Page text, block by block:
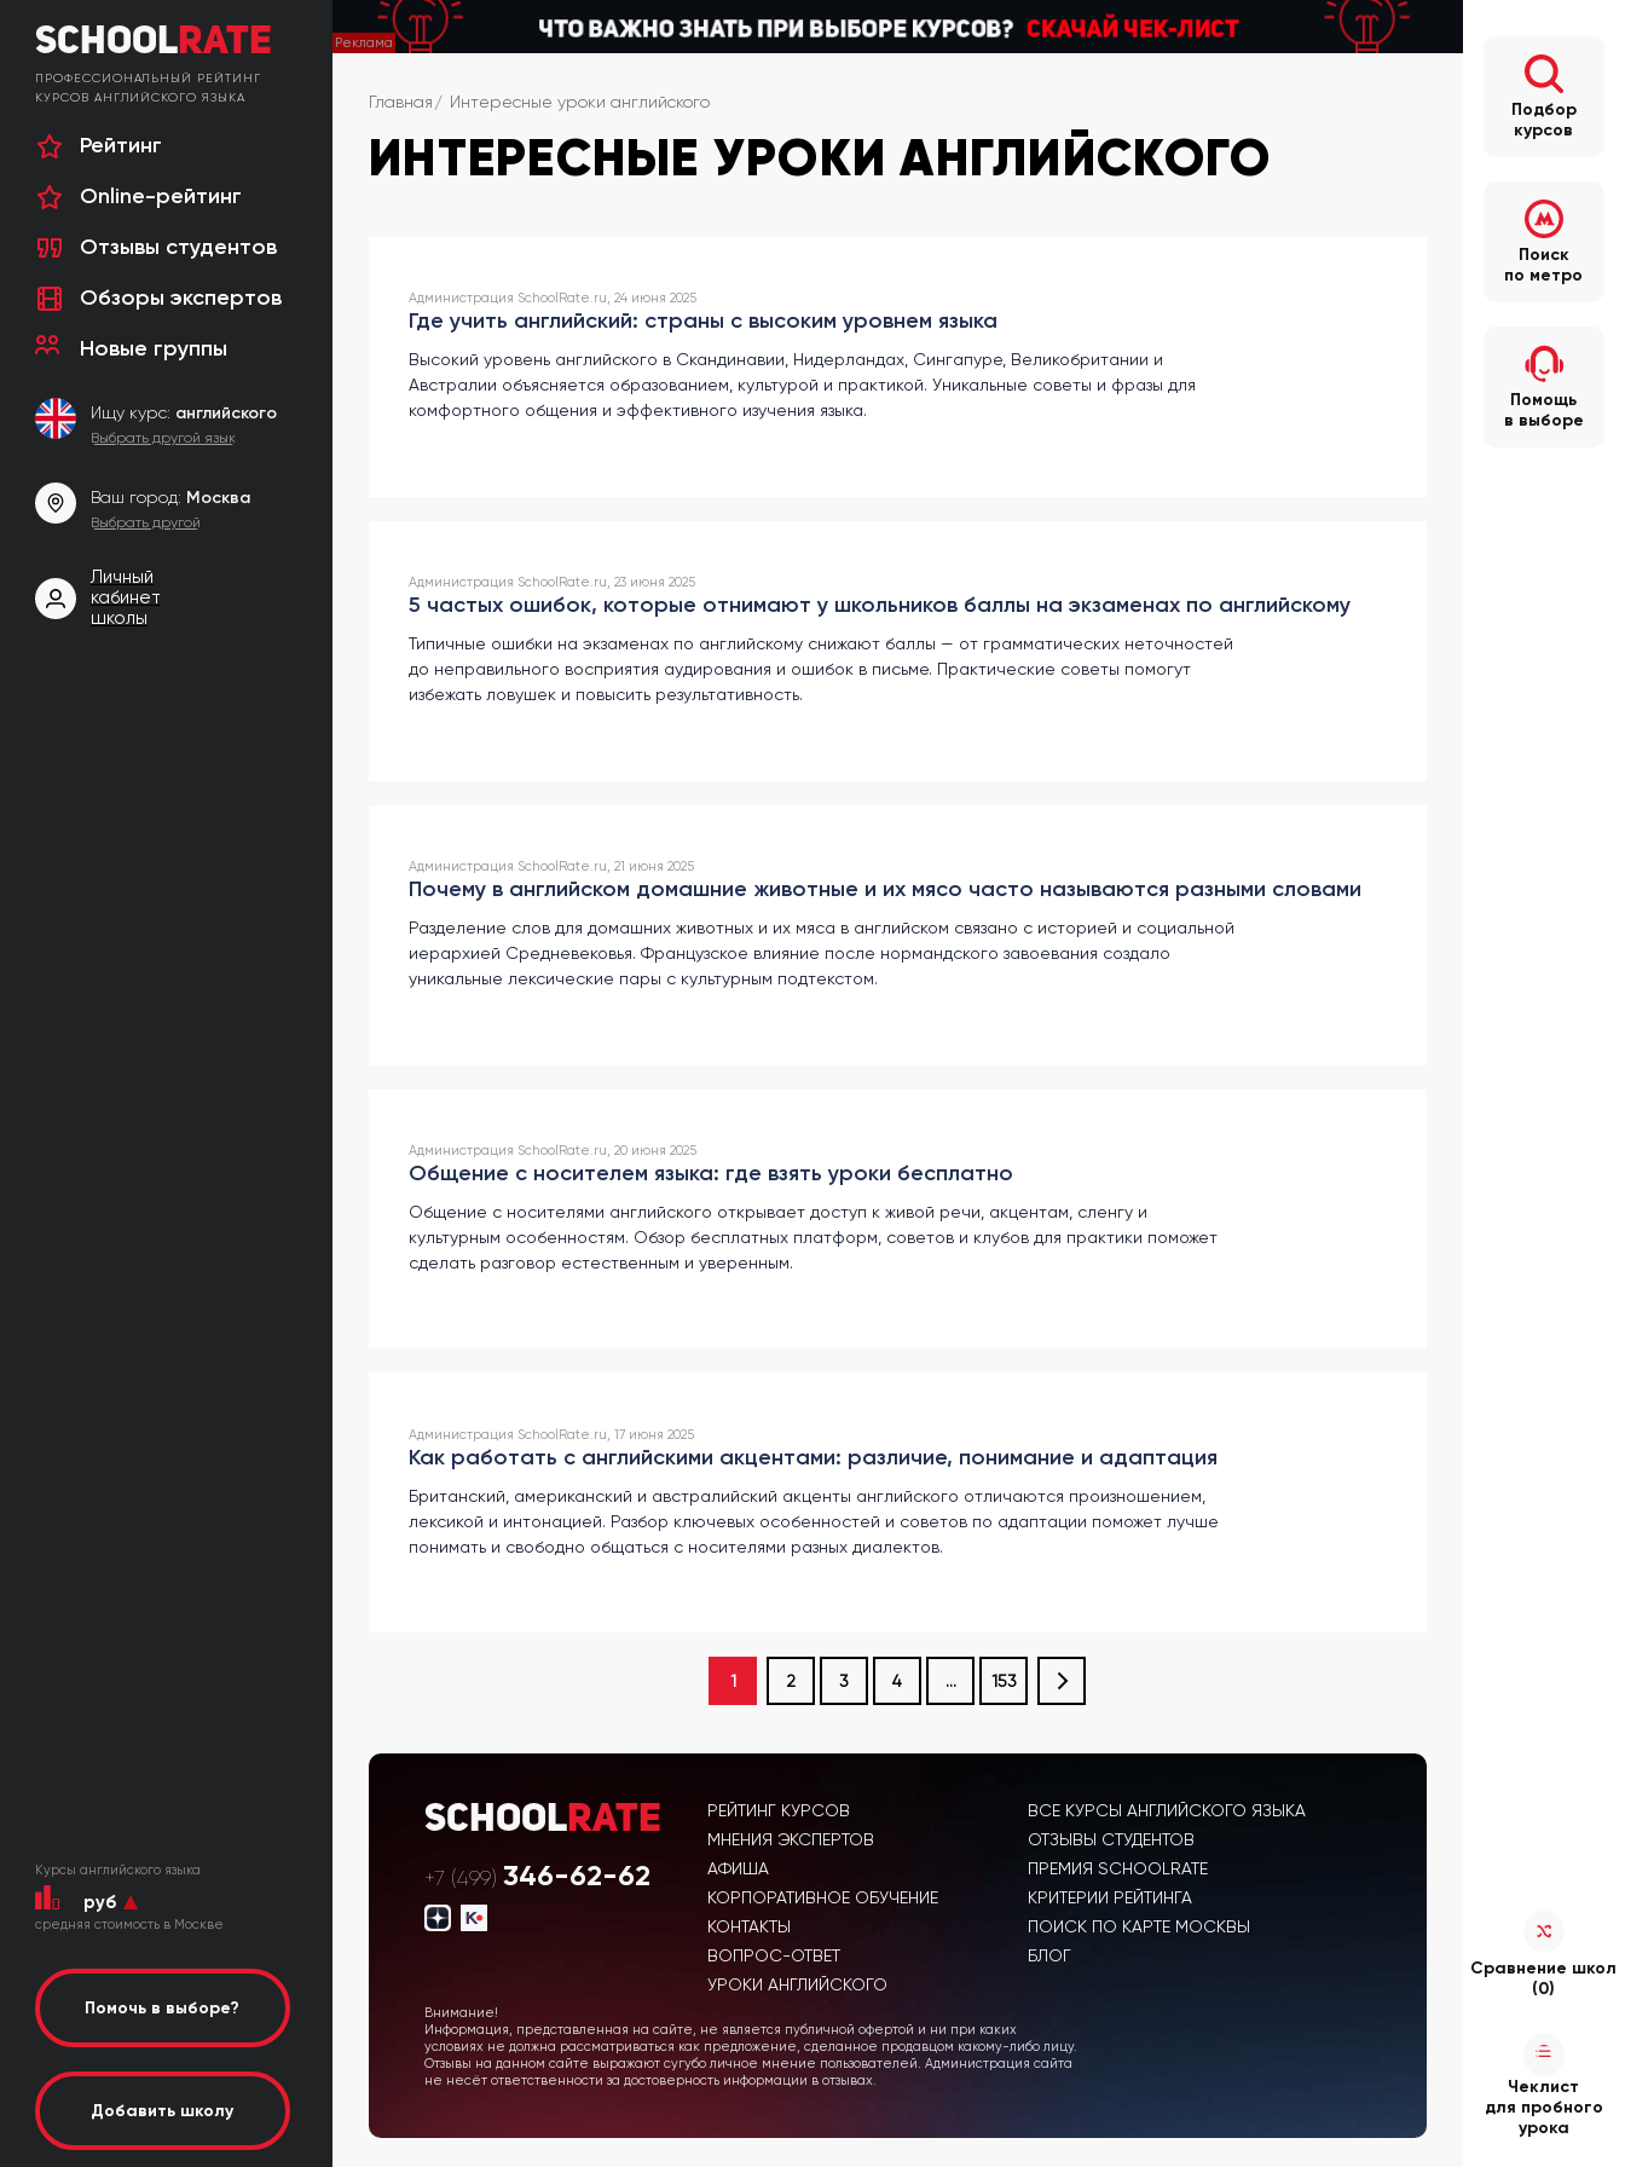
SchoolRate
ПРОФЕССИОНАЛЬНЫЙ РЕЙТИНГ
КУРСОВ АНГЛИЙСКОГО ЯЗЫКА
Рейтинг
Online-рейтинг
Отзывы студентов
Обзоры экспертов
Новые группы
Ищу курс: английского
Выбрать другой язык
Ваш город: Москва
Выбрать другой
Личный
кабинет
школы
Курсы английского языка
руб
cредняя стоимость в Москве
Помочь в выборе?
Добавить школу
Главная Интересные уроки английского
ИНТЕРЕСНЫЕ УРОКИ АНГЛИЙСКОГО
Администрация SchoolRate.ru, 24 июня 2025
Где учить английский: страны с высоким уровнем языка
Высокий уровень английского в Скандинавии, Нидерландах, Сингапуре, Великобритании и
Австралии объясняется образованием, культурой и практикой. Уникальные советы и фразы для
комфортного общения и эффективного изучения языка.
Администрация SchoolRate.ru, 23 июня 2025
5 частых ошибок, которые отнимают у школьников баллы на экзаменах по английскому
Типичные ошибки на экзаменах по английскому снижают баллы — от грамматических неточностей
до неправильного восприятия аудирования и ошибок в письме. Практические советы помогут
избежать ловушек и повысить результативность.
Администрация SchoolRate.ru, 21 июня 2025
Почему в английском домашние животные и их мясо часто называются разными словами
Разделение слов для домашних животных и их мяса в английском связано с историей и социальной
иерархией Средневековья. Французское влияние после нормандского завоевания создало
уникальные лексические пары с культурным подтекстом.
Администрация SchoolRate.ru, 20 июня 2025
Общение с носителем языка: где взять уроки бесплатно
Общение с носителями английского открывает доступ к живой речи, акцентам, сленгу и
культурным особенностям. Обзор бесплатных платформ, советов и клубов для практики поможет
сделать разговор естественным и уверенным.
Администрация SchoolRate.ru, 17 июня 2025
Как работать с английскими акцентами: различие, понимание и адаптация
Британский, американский и австралийский акценты английского отличаются произношением,
лексикой и интонацией. Разбор ключевых особенностей и советов по адаптации поможет лучше
понимать и свободно общаться с носителями разных диалектов.
1 2 3 4 ... 153
SchoolRate
+7 (499) 346-62-62
РЕЙТИНГ КУРСОВ
ВСЕ КУРСЫ АНГЛИЙСКОГО ЯЗЫКА
МНЕНИЯ ЭКСПЕРТОВ
ОТЗЫВЫ СТУДЕНТОВ
АФИША
ПРЕМИЯ SCHOOLRATE
КОРПОРАТИВНОЕ ОБУЧЕНИЕ
КРИТЕРИИ РЕЙТИНГА
КОНТАКТЫ
ПОИСК ПО КАРТЕ МОСКВЫ
ВОПРОС-ОТВЕТ
БЛОГ
УРОКИ АНГЛИЙСКОГО
Внимание!
Информация, представленная на сайте, не является публичной офертой и ни при каких
условиях не должна рассматриваться как предложение, сделанное продавцом какому-либо лицу.
Отзывы на данном сайте выражают сугубо личное мнение пользователей. Администрация сайта
не несёт ответственности за достоверность информации в отзывах.
Подбор
курсов
Поиск
по метро
Помощь
в выборе
Сравнение школ
(0)
Чеклист
для пробного
урока